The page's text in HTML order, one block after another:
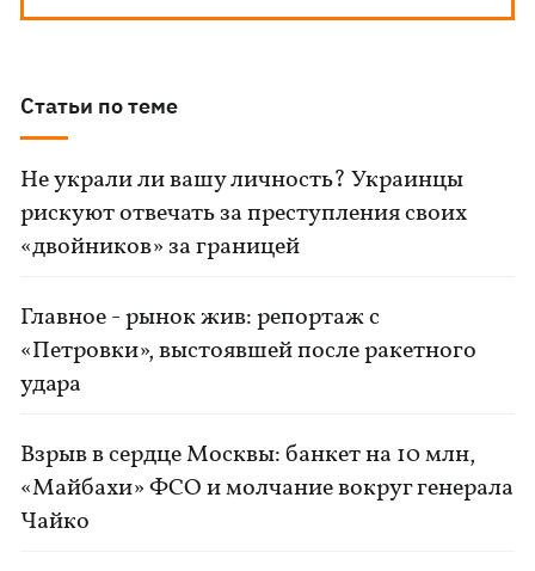
Статьи по теме
Не украли ли вашу личность? Украинцы
рискуют отвечать за преступления своих
«двойников» за границей
Главное - рынок жив: репортаж с
«Петровки», выстоявшей после ракетного
удара
Взрыв в сердце Москвы: банкет на 10 млн,
«Майбахи» ФСО и молчание вокруг генерала
Чайко